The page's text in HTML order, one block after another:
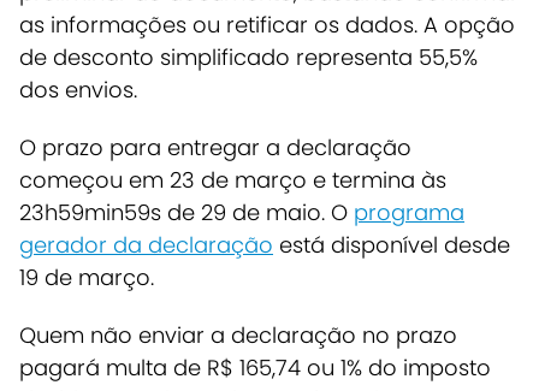
as informações ou retificar os dados. A opção
de desconto simplificado representa 55,5%
dos envios.
O prazo para entregar a declaração
começou em 23 de março e termina às
23h59min59s de 29 de maio. O programa
gerador da declaração está disponível desde
19 de março.
Quem não enviar a declaração no prazo
pagará multa de R$ 165,74 ou 1% do imposto